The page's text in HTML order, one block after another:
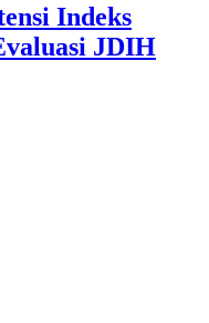
Indeks
JDIH